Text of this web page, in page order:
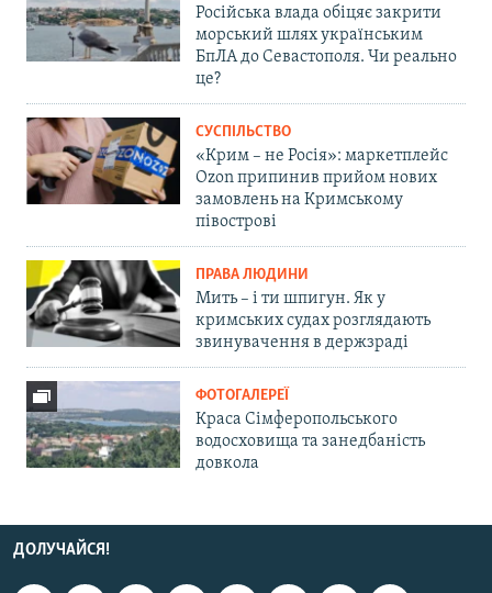
Російська влада обіцяє закрити
морський шлях українським
БпЛА до Севастополя. Чи реально
це?
СУСПІЛЬСТВО
«Крим – не Росія»: маркетплейс
Ozon припинив прийом нових
замовлень на Кримському
півострові
ПРАВА ЛЮДИНИ
Мить – і ти шпигун. Як у
кримських судах розглядають
звинувачення в держзраді
ФОТОГАЛЕРЕЇ
Краса Сімферопольського
водосховища та занедбаність
довкола
ДОЛУЧАЙСЯ!